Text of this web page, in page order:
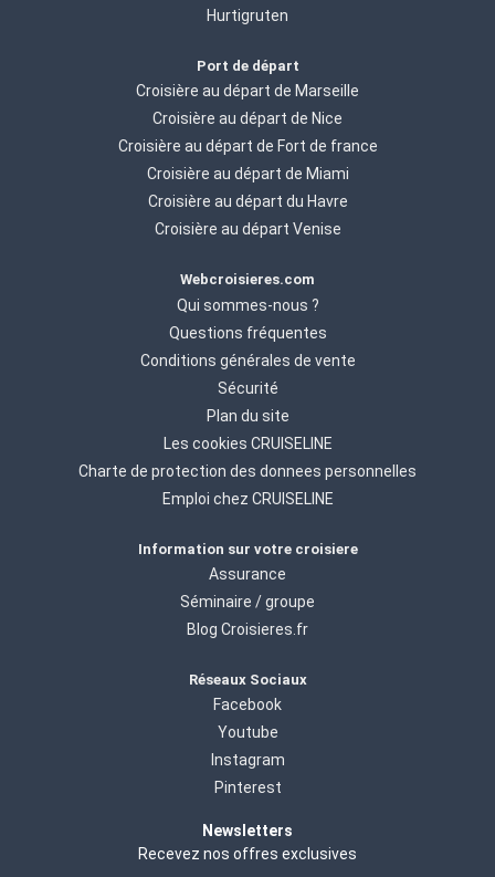
Hurtigruten
Port de départ
Croisière au départ de Marseille
Croisière au départ de Nice
Croisière au départ de Fort de france
Croisière au départ de Miami
Croisière au départ du Havre
Croisière au départ Venise
Webcroisieres.com
Qui sommes-nous ?
Questions fréquentes
Conditions générales de vente
Sécurité
Plan du site
Les cookies CRUISELINE
Charte de protection des donnees personnelles
Emploi chez CRUISELINE
Information sur votre croisiere
Assurance
Séminaire / groupe
Blog Croisieres.fr
Réseaux Sociaux
Facebook
Youtube
Instagram
Pinterest
Newsletters
Recevez nos offres exclusives